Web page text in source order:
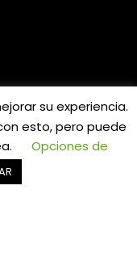
producto en la
su experiencia.
esto, pero puede
Opciones de